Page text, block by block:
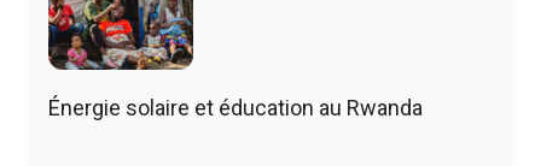
Énergie solaire et éducation au Rwanda